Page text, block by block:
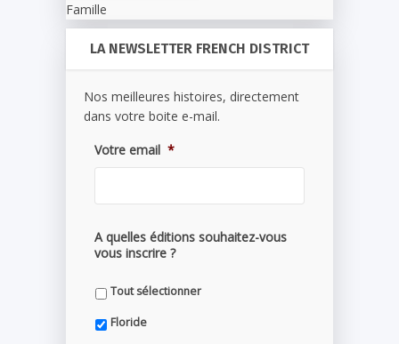
Famille
LA NEWSLETTER FRENCH DISTRICT
Nos meilleures histoires, directement
dans votre boite e-mail.
Votre email *
A quelles éditions souhaitez-vous
vous inscrire ?
Tout sélectionner
Floride